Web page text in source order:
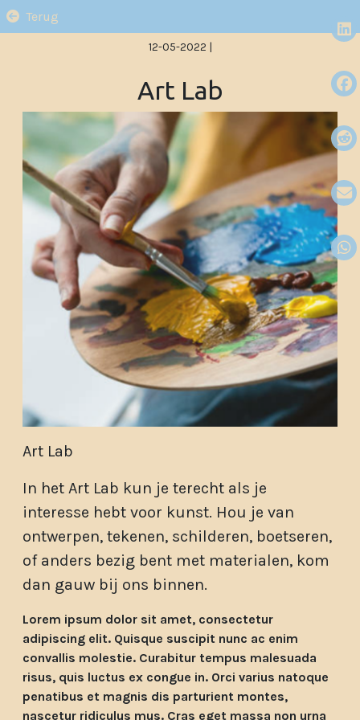
Terug
12-05-2022 |
Art Lab
Art Lab
In het Art Lab kun je terecht als je
interesse hebt voor kunst. Hou je van
ontwerpen, tekenen, schilderen, boetseren,
of anders bezig bent met materialen, kom
dan gauw bij ons binnen.
Lorem ipsum dolor sit amet, consectetur
adipiscing elit. Quisque suscipit nunc ac enim
convallis molestie. Curabitur tempus malesuada
risus, quis luctus ex congue in. Orci varius natoque
penatibus et magnis dis parturient montes,
nascetur ridiculus mus. Cras eget massa non urna